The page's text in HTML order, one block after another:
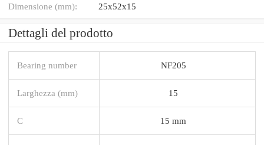
Dimensione (mm): 25x52x15
Dettagli del prodotto
Bearing number NF205
Larghezza (mm) 15
C 15 mm